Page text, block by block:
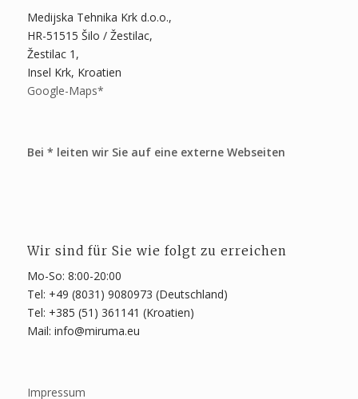
Medijska Tehnika Krk d.o.o.,
HR-51515 Šilo / Žestilac,
Žestilac 1,
Insel Krk, Kroatien
Google-Maps*
Bei * leiten wir Sie auf eine externe Webseiten
Wir sind für Sie wie folgt zu erreichen
Mo-So: 8:00-20:00
Tel: +49 (8031) 9080973 (Deutschland)
Tel: +385 (51) 361141 (Kroatien)
Mail: info@miruma.eu
Impressum